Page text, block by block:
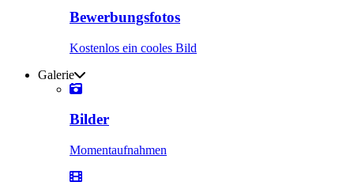
Bewerbungsfotos
Kostenlos ein cooles Bild
Galerie
Bilder
Momentaufnahmen